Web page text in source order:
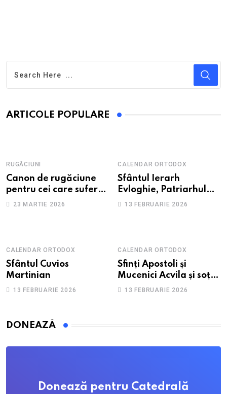
ARTICOLE POPULARE
RUGĂCIUNI
Canon de rugăciune
pentru cei care suferă
de depresie și
23 MARTIE 2026
CALENDAR ORTODOX
Sfântul Ierarh
Evloghie, Patriarhul
Alexandriei
13 FEBRUARIE 2026
CALENDAR ORTODOX
Sfântul Cuvios
Martinian
13 FEBRUARIE 2026
CALENDAR ORTODOX
Sfinți Apostoli și
Mucenici Acvila și soția
sa, Priscila
13 FEBRUARIE 2026
DONEAZĂ
Donează pentru Catedrală